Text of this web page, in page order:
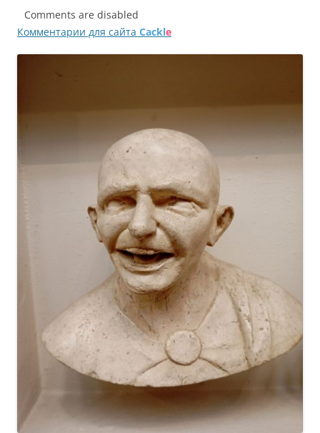
по
записям
Comments are disabled
Комментарии для сайта Cackle